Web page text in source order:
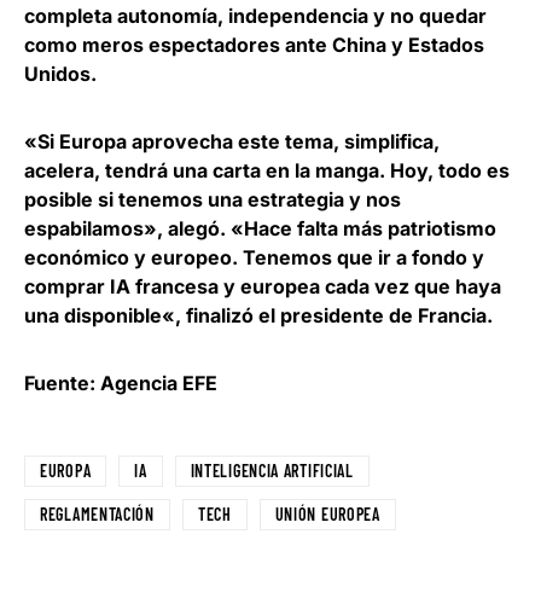
completa autonomía, independencia y no quedar
como meros espectadores ante China y Estados
Unidos.
«Si Europa aprovecha este tema, simplifica,
acelera, tendrá una carta en la manga. Hoy, todo es
posible si tenemos una estrategia y nos
espabilamos», alegó. «Hace falta más patriotismo
económico y europeo. Tenemos que ir a fondo y
comprar IA francesa y europea cada vez que haya
una disponible«, finalizó el presidente de Francia.
Fuente: Agencia EFE
EUROPA IA INTELIGENCIA ARTIFICIAL
REGLAMENTACIÓN TECH UNIÓN EUROPEA